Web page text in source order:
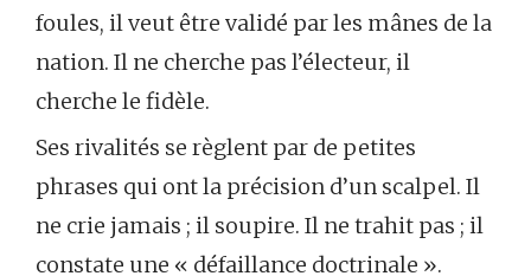
foules, il veut être validé par les mânes de la
nation. Il ne cherche pas l’électeur, il
cherche le fidèle.
Ses rivalités se règlent par de petites
phrases qui ont la précision d’un scalpel. Il
ne crie jamais ; il soupire. Il ne trahit pas ; il
constate une « défaillance doctrinale ».